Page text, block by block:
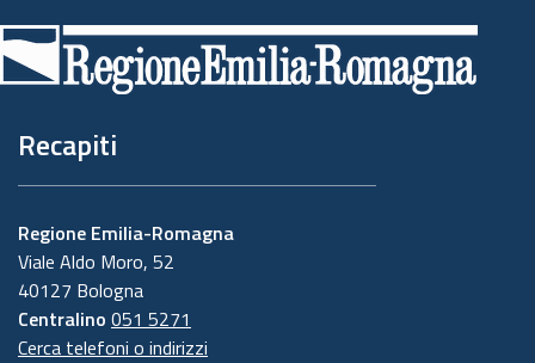
di
pagina
Recapiti
Regione Emilia-Romagna
Viale Aldo Moro, 52
40127 Bologna
Centralino 051 5271
Cerca telefoni o indirizzi